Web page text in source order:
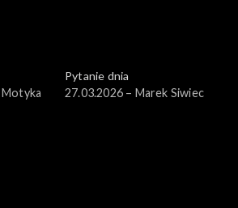
Motyka
Pytanie dnia
27.03.2026 – Marek Siwiec